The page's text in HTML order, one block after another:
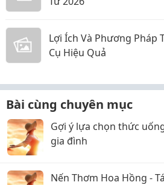
Lợi Ích Và Phương Pháp
Cụ Hiệu Quả
Bài cùng chuyên mục
Gợi ý lựa chọn thức
gia đình
Nến Thơm Hoa Hồng -